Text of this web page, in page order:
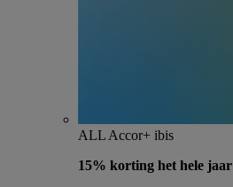
ALL Accor+ ibis
15% korting het hele jaar